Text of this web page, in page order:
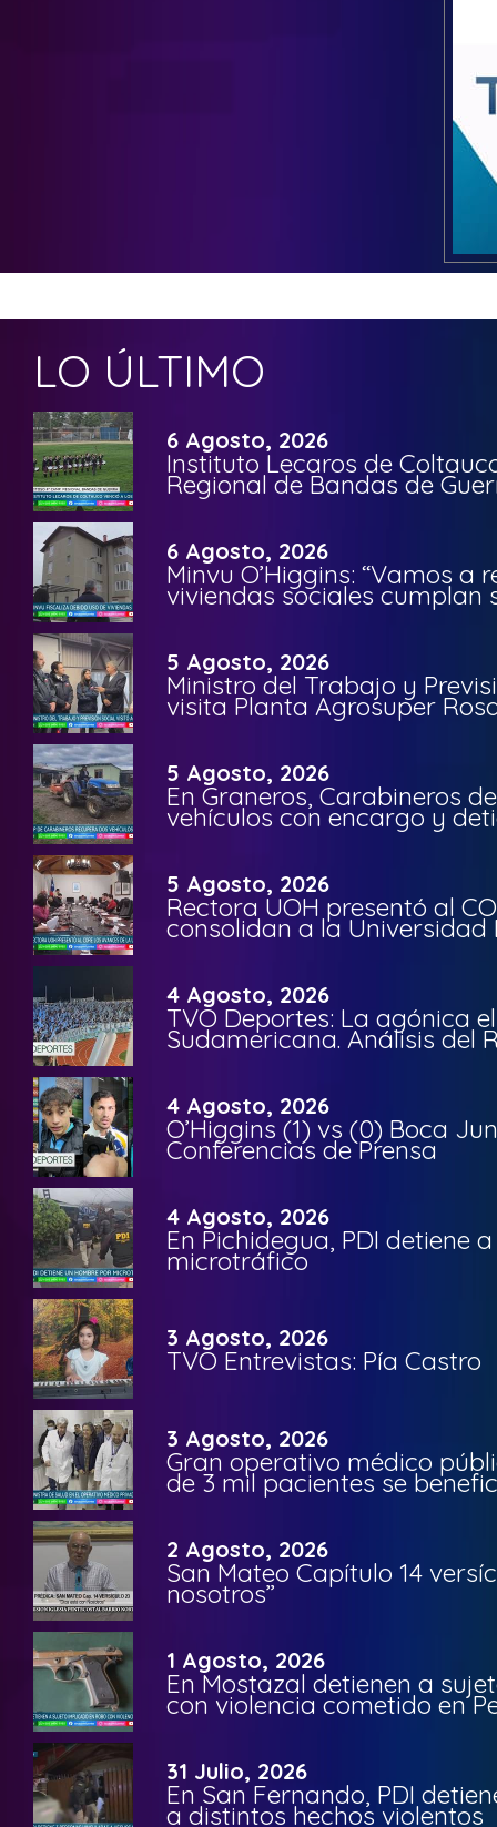
LO ÚLTIMO
6 Agosto, 2026
Instituto Lecaros de
Regional de Bandas de
6 Agosto, 2026
Minvu O’Higgins: “Vamos a
viviendas sociales cumplan
5 Agosto, 2026
Ministro del Trabajo y
visita Planta Agrosuper
5 Agosto, 2026
En Graneros, Carabineros
vehículos con encargo y
5 Agosto, 2026
Rectora UOH presentó al
consolidan a la Universidad
4 Agosto, 2026
TVO Deportes: La agónica
Sudamericana. Análisis del
4 Agosto, 2026
O’Higgins (1) vs (0) Boca
Conferencias de Prensa
4 Agosto, 2026
En Pichidegua, PDI detiene
microtráfico
3 Agosto, 2026
TVO Entrevistas: Pía Castro
3 Agosto, 2026
Gran operativo médico
de 3 mil pacientes se
2 Agosto, 2026
San Mateo Capítulo 14
nosotros”
1 Agosto, 2026
En Mostazal detienen a
con violencia cometido en
31 Julio, 2026
En San Fernando, PDI
a distintos hechos violentos